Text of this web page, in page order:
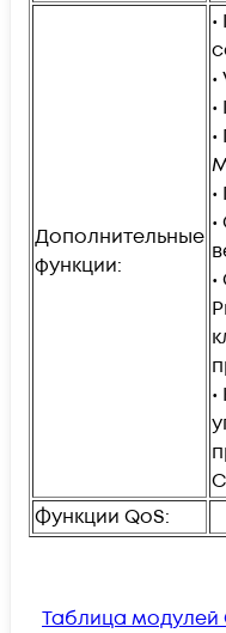
Дополнительные
функции:
Функции QoS:
Таблица модулей